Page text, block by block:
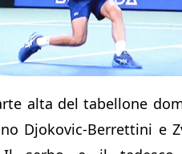
alta del tabellone
Djokovic-Berrettini e